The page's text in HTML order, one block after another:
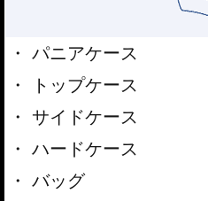
パニアケース
トップケース
サイドケース
ハードケース
バッグ